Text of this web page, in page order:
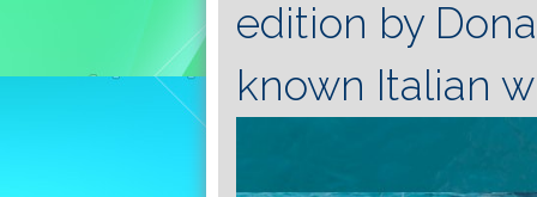
edition by
known Italian